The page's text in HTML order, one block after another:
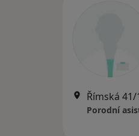
Římská
Porodní